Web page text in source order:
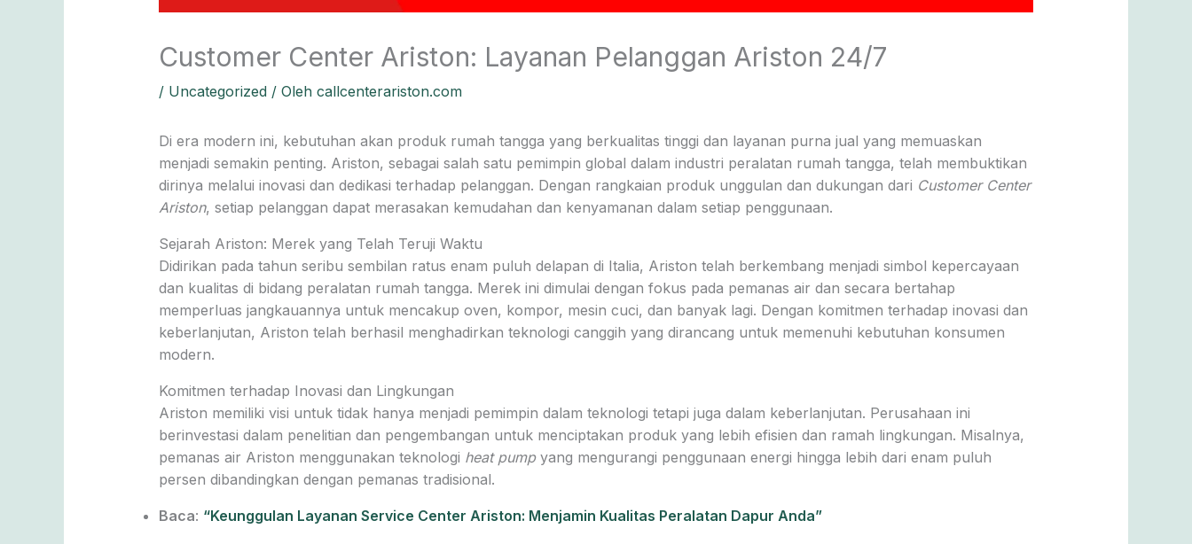
Customer Center Ariston: Layanan Pelanggan Ariston 24/7
/ Uncategorized/ Oleh callcenterariston.com
Di era modern ini, kebutuhan akan produk rumah tangga yang berkualitas tinggi dan layanan purna jual yang memuaskan
menjadi semakin penting. Ariston, sebagai salah satu pemimpin global dalam industri peralatan rumah tangga, telah membuktikan
dirinya melalui inovasi dan dedikasi terhadap pelanggan. Dengan rangkaian produk unggulan dan dukungan dari Customer Center
Ariston, setiap pelanggan dapat merasakan kemudahan dan kenyamanan dalam setiap penggunaan.
Sejarah Ariston: Merek yang Telah Teruji Waktu
Didirikan pada tahun seribu sembilan ratus enam puluh delapan di Italia, Ariston telah berkembang menjadi simbol kepercayaan
dan kualitas di bidang peralatan rumah tangga. Merek ini dimulai dengan fokus pada pemanas air dan secara bertahap
memperluas jangkauannya untuk mencakup oven, kompor, mesin cuci, dan banyak lagi. Dengan komitmen terhadap inovasi dan
keberlanjutan, Ariston telah berhasil menghadirkan teknologi canggih yang dirancang untuk memenuhi kebutuhan konsumen
modern.
Komitmen terhadap Inovasi dan Lingkungan
Ariston memiliki visi untuk tidak hanya menjadi pemimpin dalam teknologi tetapi juga dalam keberlanjutan. Perusahaan ini
berinvestasi dalam penelitian dan pengembangan untuk menciptakan produk yang lebih efisien dan ramah lingkungan. Misalnya,
pemanas air Ariston menggunakan teknologi heat pumpyang mengurangi penggunaan energi hingga lebih dari enam puluh
persen dibandingkan dengan pemanas tradisional.
Baca: “Keunggulan Layanan Service Center Ariston: Menjamin Kualitas Peralatan Dapur Anda”